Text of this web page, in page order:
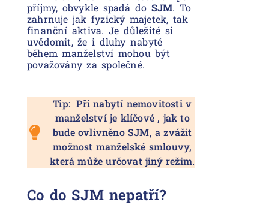
příjmy, obvykle spadá do SJM. To
zahrnuje jak fyzický majetek, tak
finanční aktiva. Je důležité si
uvědomit, že i dluhy nabyté
během manželství mohou být
považovány za společné.
Tip: Při nabytí nemovitosti v
manželství je klíčové , jak to
bude ovlivněno SJM, a zvážit
možnost manželské smlouvy,
která může určovat jiný režim.
Co do SJM nepatří?